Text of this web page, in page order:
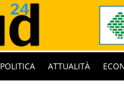
POLITICA ATTUALITÀ